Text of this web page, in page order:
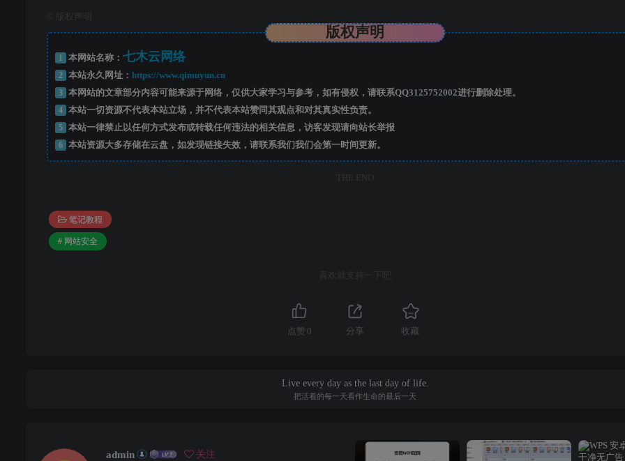
版权声明
版权声明
1 本网站名称： 七木云网络
2 本站永久网址： https://www.qimuyun.cn
3
本网站的文章部分内容可能来源于网络，仅供大家学习与参考，如有侵权，请联系QQ3125752002进行删除处理。
4
本站一切资源不代表本站立场，并不代表本站赞同其观点和对其真实性负责。
5
本站一律禁止以任何方式发布或转载任何违法的相关信息，访客发现请向站长举报
6
本站资源大多存储在云盘，如发现链接失效，请联系我们我们会第一时间更新。
THE END
笔记教程
# 网站安全
喜欢就支持一下吧
点赞 0 分享 收藏
Live every day as the last day of life.
把活着的每一天看作生命的最后一天
admin 关注